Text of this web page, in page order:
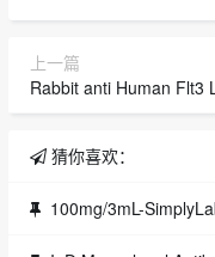
上一篇
Rabbit anti Human Flt3 Ligand antibody AHP770 bio-rad,Rabbit anti Human
猜你喜欢：
100mg/3mL-SimplyLab